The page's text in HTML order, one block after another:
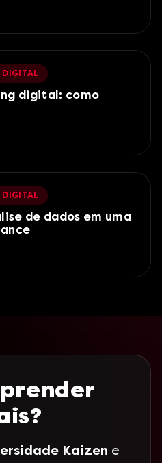
DIGITAL
digital: como
DIGITAL
de dados em uma
Kaizen e